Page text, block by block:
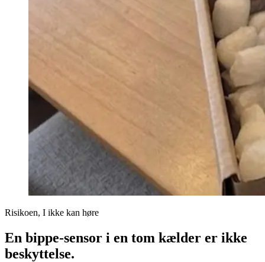
Risikoen, I ikke kan høre
En bippe-sensor i en tom kælder er ikke
beskyttelse.